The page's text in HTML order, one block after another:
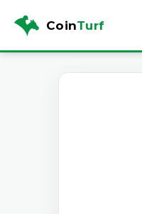
CoinTurf